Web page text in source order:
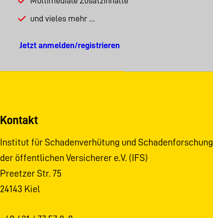
und vieles mehr …
Jetzt anmelden/registrieren
Kontakt
Institut für Schadenverhütung und Schadenforschung
der öffentlichen Versicherer e.V. (IFS)
Preetzer Str. 75
24143 Kiel